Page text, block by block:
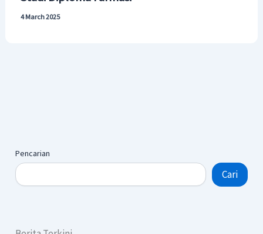
4 March 2025
Pencarian
Cari